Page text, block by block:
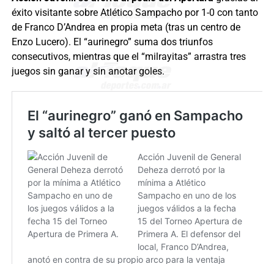
éxito visitante sobre Atlético Sampacho por 1-0 con tanto
de Franco D’Andrea en propia meta (tras un centro de
Enzo Lucero). El “aurinegro” suma dos triunfos
consecutivos, mientras que el “milrayitas” arrastra tres
juegos sin ganar y sin anotar goles.